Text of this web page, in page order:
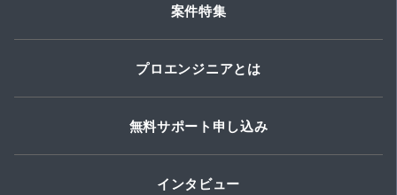
案件特集
プロエンジニアとは
無料サポート申し込み
インタビュー